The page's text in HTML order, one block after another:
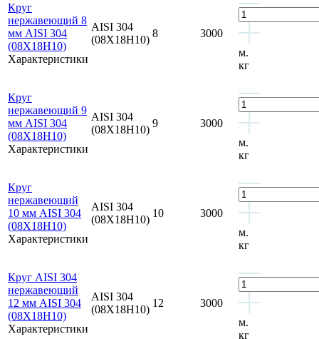
Круг
нержавеющий 8
мм AISI 304
(08Х18Н10)
Характеристики
AISI 304
(08Х18Н10)
8
3000
м.
кг
Круг
нержавеющий 9
мм AISI 304
(08Х18Н10)
Характеристики
AISI 304
(08Х18Н10)
9
3000
м.
кг
Круг
нержавеющий
10 мм AISI 304
(08Х18Н10)
Характеристики
AISI 304
(08Х18Н10)
10
3000
м.
кг
Круг AISI 304
нержавеющий
12 мм AISI 304
(08Х18Н10)
Характеристики
AISI 304
(08Х18Н10)
12
3000
м.
кг